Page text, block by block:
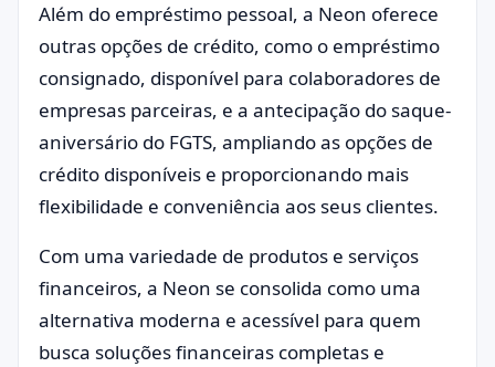
Além do empréstimo pessoal, a Neon oferece
outras opções de crédito, como o empréstimo
consignado, disponível para colaboradores de
empresas parceiras, e a antecipação do saque-
aniversário do FGTS, ampliando as opções de
crédito disponíveis e proporcionando mais
flexibilidade e conveniência aos seus clientes.
Com uma variedade de produtos e serviços
financeiros, a Neon se consolida como uma
alternativa moderna e acessível para quem
busca soluções financeiras completas e